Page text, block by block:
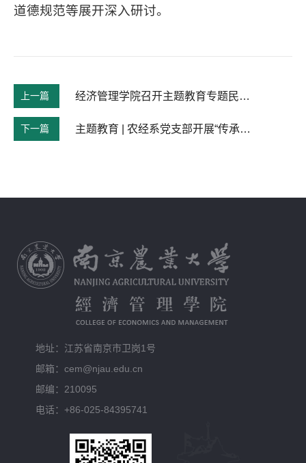
道德规范等展开深入研讨。
上一篇 经济管理学院召开主题教育专题民主生活会
下一篇 主题教育 | 农经系党支部开展“传承红色基因不忘使命初心 立志当好立德树人大先生”主题党日
地址：江苏省南京市卫岗1号
邮箱：cem@njau.edu.cn
邮编：210095
电话：+86-025-84395741